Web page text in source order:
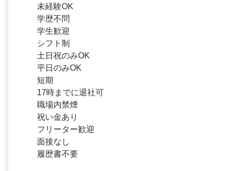
未経験OK
学歴不問
学生歓迎
シフト制
土日祝のみOK
平日のみOK
短期
17時までに退社可
職場内禁煙
祝い金あり
フリーター歓迎
面接なし
履歴書不要